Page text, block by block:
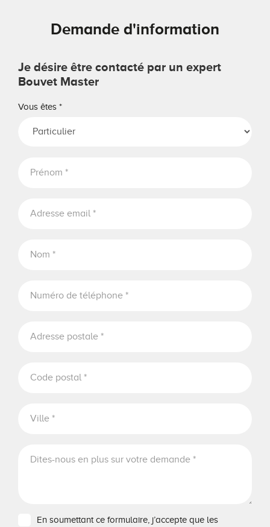
Demande d'information
Je désire être contacté par un expert
Bouvet Master
Vous êtes *
En soumettant ce formulaire, j’accepte que les